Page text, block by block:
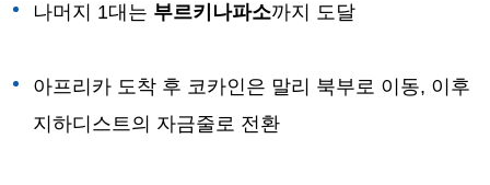
나머지 1대는 부르키나파소까지 도달
아프리카 도착 후 코카인은 말리 북부로 이동, 이후
지하디스트의 자금줄로 전환